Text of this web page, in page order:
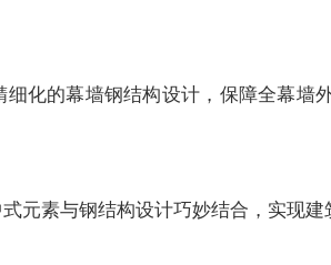
化的幕墙钢结构设计，保障全幕墙
元素与钢结构设计巧妙结合，实现建